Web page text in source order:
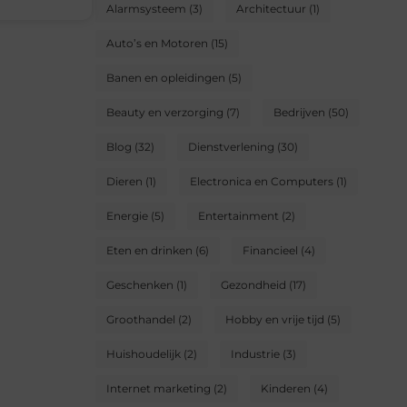
Alarmsysteem (3) Architectuur (1)
Auto’s en Motoren (15)
Banen en opleidingen (5)
Beauty en verzorging (7) Bedrijven (50)
Blog (32) Dienstverlening (30)
Dieren (1) Electronica en Computers (1)
Energie (5) Entertainment (2)
Eten en drinken (6) Financieel (4)
Geschenken (1) Gezondheid (17)
Groothandel (2) Hobby en vrije tijd (5)
Huishoudelijk (2) Industrie (3)
Internet marketing (2) Kinderen (4)